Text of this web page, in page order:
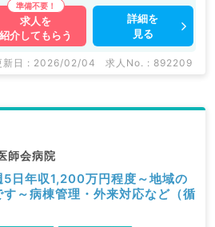
求人を
紹介してもらう
詳細を
見る
新日 : 2026/02/04 求人No. : 892209
師会病院
5日年収1,200万円程度～地域の
～病棟管理・外来対応など（循